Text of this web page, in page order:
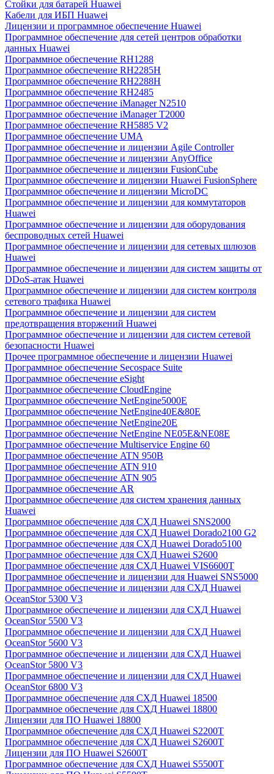
Стойки для батарей Huawei
Кабели для ИБП Huawei
Лицензии и программное обеспечение Huawei
Программное обеспечение для сетей центров обработки
данных Huawei
Программное обеспечение RH1288
Программное обеспечение RH2285H
Программное обеспечение RH2288H
Программное обеспечение RH2485
Программное обеспечение iManager N2510
Программное обеспечение iManager T2000
Программное обеспечение RH5885 V2
Программное обеспечение UMA
Программное обеспечение и лицензии Agile Controller
Программное обеспечение и лицензии AnyOffice
Программное обеспечение и лицензии FusionCube
Программное обеспечение и лицензии Huawei FusionSphere
Программное обеспечение и лицензии MicroDC
Программное обеспечение и лицензии для коммутаторов
Huawei
Программное обеспечение и лицензии для оборудования
беспроводных сетей Huawei
Программное обеспечение и лицензии для сетевых шлюзов
Huawei
Программное обеспечение и лицензии для систем защиты от
DDoS-атак Huawei
Программное обеспечение и лицензии для систем контроля
сетевого трафика Huawei
Программное обеспечение и лицензии для систем
предотвращения вторжений Huawei
Программное обеспечение и лицензии для систем сетевой
безопасности Huawei
Прочее программное обеспечение и лицензии Huawei
Программное обеспечение Secospace Suite
Программное обеспечение eSight
Программное обеспечение CloudEngine
Программное обеспечение NetEngine5000E
Программное обеспечение NetEngine40E&80E
Программное обеспечение NetEngine20E
Программное обеспечение NetEngine NE05E&NE08E
Программное обеспечение Multiservice Engine 60
Программное обеспечение ATN 950B
Программное обеспечение ATN 910
Программное обеспечение ATN 905
Программное обеспечение AR
Программное обеспечение для систем хранения данных
Huawei
Программное обеспечение для СХД Huawei SNS2000
Программное обеспечение для СХД Huawei Dorado2100 G2
Программное обеспечение для СХД Huawei Dorado5100
Программное обеспечение для СХД Huawei S2600
Программное обеспечение для СХД Huawei VIS6600T
Программное обеспечение и лицензии для Huawei SNS5000
Программное обеспечение и лицензии для СХД Huawei
OceanStor 5300 V3
Программное обеспечение и лицензии для СХД Huawei
OceanStor 5500 V3
Программное обеспечение и лицензии для СХД Huawei
OceanStor 5600 V3
Программное обеспечение и лицензии для СХД Huawei
OceanStor 5800 V3
Программное обеспечение и лицензии для СХД Huawei
OceanStor 6800 V3
Программное обеспечение для СХД Huawei 18500
Программное обеспечение для СХД Huawei 18800
Лицензии для ПО Huawei 18800
Программное обеспечение для СХД Huawei S2200T
Программное обеспечение для СХД Huawei S2600T
Лицензии для ПО Huawei S2600T
Программное обеспечение для СХД Huawei S5500T